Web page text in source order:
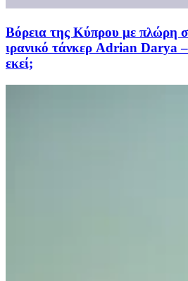
Βόρεια της Κύπρου με πλώρη
ιρανικό τάνκερ Adrian Darya
εκεί;